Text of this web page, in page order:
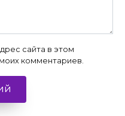
сайта в этом
комментариев.